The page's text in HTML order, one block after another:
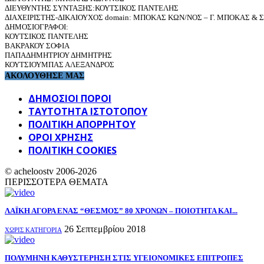
ΔΙΕΥΘΥΝΤΗΣ ΣΥΝΤΑΞΗΣ:ΚΟΥΤΣΙΚΟΣ ΠΑΝΤΕΛΗΣ
ΔΙΑΧΕΙΡΙΣΤΗΣ-ΔΙΚΑΙΟΥΧΟΣ domain: ΜΠΟΚΑΣ ΚΩΝ/ΝΟΣ – Γ. ΜΠΟΚΑΣ &
ΔΗΜΟΣΙΟΓΡΑΦΟΙ:
ΚΟΥΤΣΙΚΟΣ ΠΑΝΤΕΛΗΣ
ΒΑΚΡΑΚΟΥ ΣΟΦΙΑ
ΠΑΠΑΔΗΜΗΤΡΙΟΥ ΔΗΜΗΤΡΗΣ
ΚΟΥΤΣΙΟΥΜΠΑΣ ΑΛΕΞΑΝΔΡΟΣ
ΑΚΟΛΟΥΘΗΣΕ ΜΑΣ
ΔΗΜΟΣΙΟΙ ΠΟΡΟΙ
ΤΑΥΤΌΤΗΤΑ ΙΣΤΌΤΟΠΟΥ
ΠΟΛΙΤΙΚΉ ΑΠΟΡΡΉΤΟΥ
ΌΡΟΙ ΧΡΉΣΗΣ
ΠΟΛΙΤΙΚΗ COOKIES
© acheloostv 2006-2026
ΠΕΡΙΣΣΟΤΕΡΑ ΘΕΜΑΤΑ
ΛΑΪΚΗ ΑΓΟΡΑ ΕΝΑΣ “ΘΕΣΜΟΣ” 80 ΧΡΟΝΩΝ – ΠΟΙΟΤΗΤΑ ΚΑΙ...
ΧΩΡΊΣ ΚΑΤΗΓΟΡΊΑ 26 Σεπτεμβρίου 2018
ΠΟΛΥΜΗΝΗ ΚΑΘΥΣΤΕΡΗΣΗ ΣΤΙΣ ΥΓΕΙΟΝΟΜΙΚΕΣ ΕΠΙΤΡΟΠΕΣ